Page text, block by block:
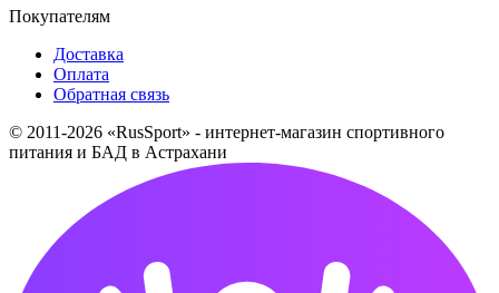
Покупателям
Доставка
Оплата
Обратная связь
© 2011-2026 «RusSport» - интернет-магазин спортивного
питания и БАД в Астрахани